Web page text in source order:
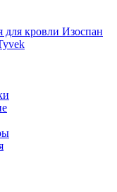
для кровли Изоспан